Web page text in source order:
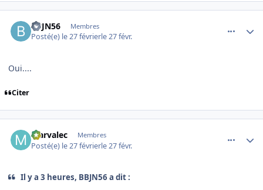
BBJN56 Membres
Posté(e) le 27 févrierle 27 févr.
Oui....
Citer
Marvalec Membres
Posté(e) le 27 févrierle 27 févr.
Il y a 3 heures, BBJN56 a dit :